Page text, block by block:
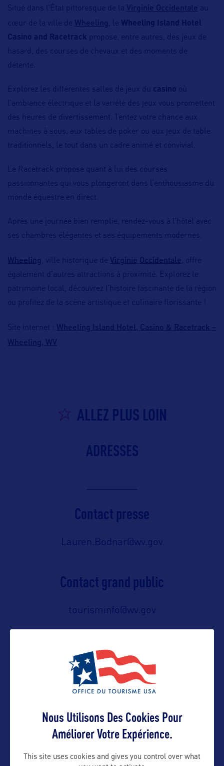
Situé dans l’État pittoresque de la Virginie Occidentale au
cœur de la ville de Wheeling , le Wheeling Island Hotel
Casino and Racetrack propose, entre autres, des jeux de
hasard, des courses de chevaux et des moments de
détente.
Explorez les différentes salles de jeux du casino
où
l’ambiance électrique et la variété des jeux vous promettent
des heures de divertissement. Tentez votre chance aux
machines à sous, aux tables de poker ou aux jeux de table
traditionnels, le tout dans un cadre animé et convivial.
Le Racetrack propose quant à lui des courses
passionnantes qui vous plongeront dans l’enthousiasme du
monde équestre en direct.
Après une journée bien remplie, rendez-vous à l’hôtel avec
ses chambres élégantes et ses équipements modernes.
Wheeling , ville historique de Virginie Occidentale
, offre
également d’autres attractions à proximité. Explorez le
patrimoine local, découvrez l’histoire fascinante de la région
ou profitez de la scène artistique et culinaire florissante !
Site internet : Wheeling Island Hotel, Casino & Racetrack –
Wheeling, WV
ALLEZ PLUS LOIN
ADRESSES
Contact presse
Lauren.Bodnar@wv.gov
Contact grand public
tourisminfo@wv.gov
Suivre
Nous Utilisons Des Cookies Pour
Améliorer Votre Expérience.
This site uses cookies and gives you control over what